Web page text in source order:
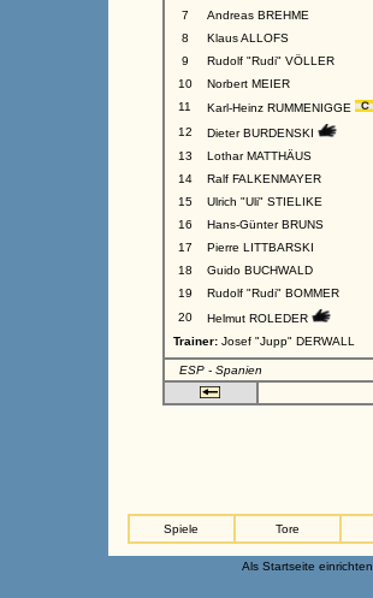
7
Andreas BREHME
8
Klaus ALLOFS
9
Rudolf "Rudi" VÖLLER
10
Norbert MEIER
11
Karl-Heinz RUMMENIGGE
12
Dieter BURDENSKI
13
Lothar MATTHÄUS
14
Ralf FALKENMAYER
15
Ulrich "Uli" STIELIKE
16
Hans-Günter BRUNS
17
Pierre LITTBARSKI
18
Guido BUCHWALD
19
Rudolf "Rudi" BOMMER
20
Helmut ROLEDER
Trainer: Josef "Jupp" DERWALL
ESP - Spanien
Spiele Tore
Als Startseite einrichten